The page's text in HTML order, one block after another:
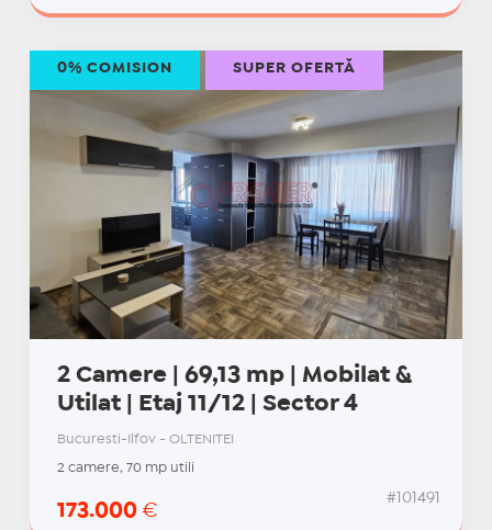
2 Camere | 69,13 mp | Mobilat &
Utilat | Etaj 11/12 | Sector 4
Bucuresti-Ilfov - OLTENITEI
2 camere, 70 mp utili
173.000 €
#101491
0% COMISION SUPER OFERTĂ